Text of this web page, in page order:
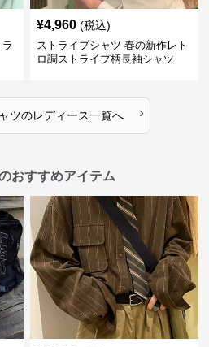
¥4,960 (税込)
ストライプシャツ 春の新作レト
ロ調ストライプ柄長袖シャツ
ツのレディース一覧へ ›
おすすめアイテム